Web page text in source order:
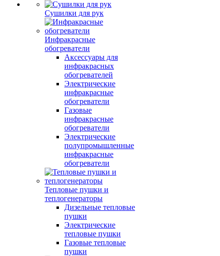
Сушилки для рук
Инфракрасные
обогреватели
Аксессуары для
инфракрасных
обогревателей
Электрические
инфракрасные
обогреватели
Газовые
инфракрасные
обогреватели
Электрические
полупромышленные
инфракрасные
обогреватели
Тепловые пушки и
теплогенераторы
Дизельные тепловые
пушки
Электрические
тепловые пушки
Газовые тепловые
пушки